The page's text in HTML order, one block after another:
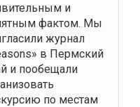
и
фактом. Мы
журнал
в Пермский
и пообещали
по местам